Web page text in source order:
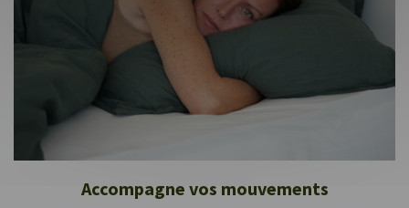
Accompagne vos mouvements